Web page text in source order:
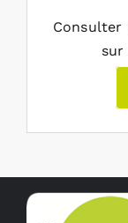
Consulter
sur